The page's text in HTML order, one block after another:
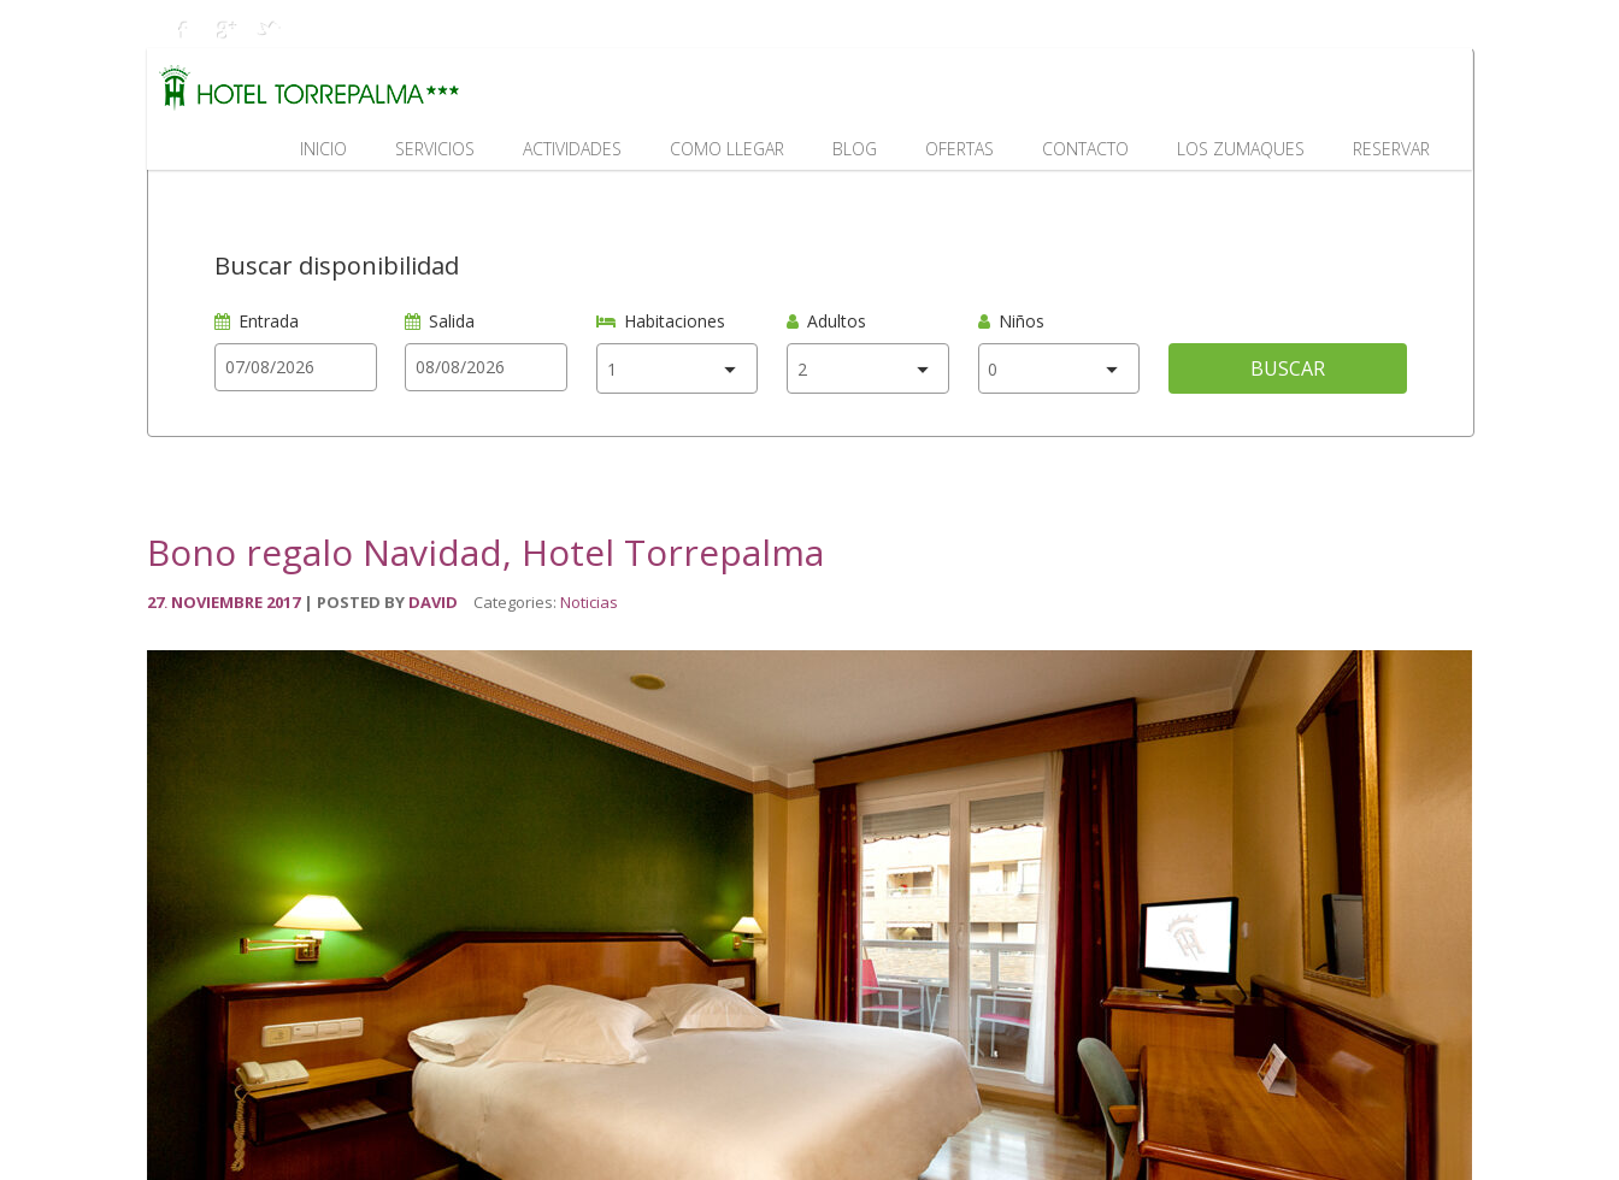
INICIO SERVICIOS ACTIVIDADES COMO LLEGAR BLOG OFERTAS CONTACTO LOS ZUMAQUES RESERVAR
Buscar disponibilidad
Entrada Salida Habitaciones Adultos Niños
BUSCAR
Bono regalo Navidad, Hotel Torrepalma
27. NOVIEMBRE 2017 POSTED BY DAVID Categories: Noticias